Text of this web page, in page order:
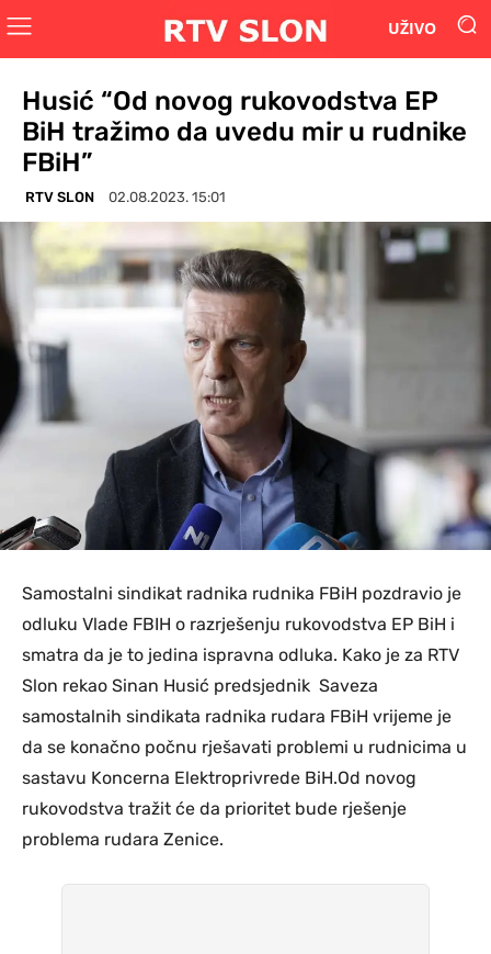
UŽIVO
Husić “Od novog rukovodstva EP
BiH tražimo da uvedu mir u rudnike
FBiH”
RTV SLON 02.08.2023. 15:01
Samostalni sindikat radnika rudnika FBiH pozdravio je
odluku Vlade FBIH o razrješenju rukovodstva EP BiH i
smatra da je to jedina ispravna odluka. Kako je za RTV
Slon rekao Sinan Husić predsjednik Saveza
samostalnih sindikata radnika rudara FBiH vrijeme je
da se konačno počnu rješavati problemi u rudnicima u
sastavu Koncerna Elektroprivrede BiH.Od novog
rukovodstva tražit će da prioritet bude rješenje
problema rudara Zenice.